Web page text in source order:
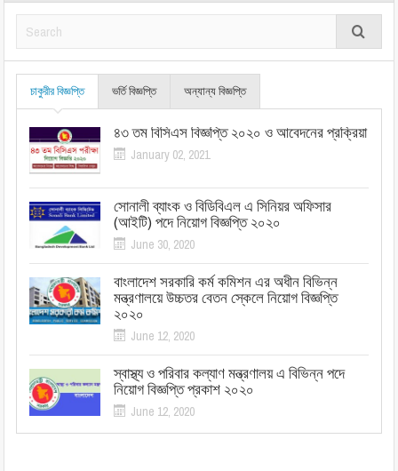
চাকুরীর বিজ্ঞপ্তি ভর্তি বিজ্ঞপ্তি অন্যান্য বিজ্ঞপ্তি
৪৩ তম বিসিএস বিজ্ঞপ্তি ২০২০ ও আবেদনের প্রক্রিয়া
January 02, 2021
সোনালী ব্যাংক ও বিডিবিএল এ সিনিয়র অফিসার
(আইটি) পদে নিয়োগ বিজ্ঞপ্তি ২০২০
June 30, 2020
বাংলাদেশ সরকারি কর্ম কমিশন এর অধীন বিভিন্ন
মন্ত্রণালয়ে উচ্চতর বেতন স্কেলে নিয়োগ বিজ্ঞপ্তি
২০২০
June 12, 2020
স্বাস্থ্য ও পরিবার কল্যাণ মন্ত্রণালয় এ বিভিন্ন পদে
নিয়োগ বিজ্ঞপ্তি প্রকাশ ২০২০
June 12, 2020